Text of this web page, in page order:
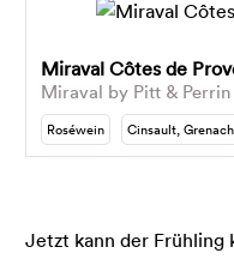
Miraval Côtes de
Miraval by Pitt & Perrin
Roséwein Cinsault,
Jetzt kann der Frühling